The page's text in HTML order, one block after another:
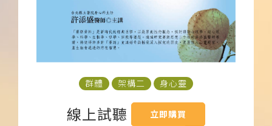
群體 架構二 身心靈
線上試聽
立即購買